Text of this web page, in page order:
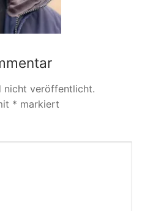
nicht veröffentlicht.
* markiert